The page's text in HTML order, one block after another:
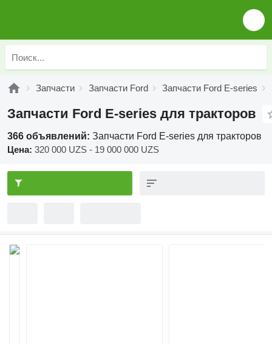
Запчасти Запчасти Ford Запчасти Ford E-series
Запчасти Ford E-series для тракторов
366 объявлений: Запчасти Ford E-series для тракторов
Цена: 320 000 UZS - 19 000 000 UZS